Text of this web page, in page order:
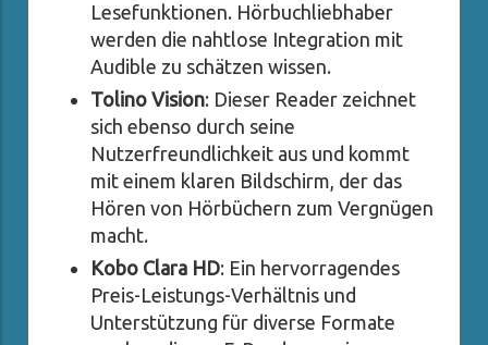
Lesefunktionen. Hörbuchliebhaber
werden die nahtlose Integration mit
Audible zu schätzen wissen.
Tolino Vision: Dieser Reader zeichnet
sich ebenso durch seine
Nutzerfreundlichkeit aus und kommt
mit einem klaren Bildschirm, der das
Hören von Hörbüchern zum Vergnügen
macht.
Kobo Clara HD: Ein hervorragendes
Preis-Leistungs-Verhältnis und
Unterstützung für diverse Formate